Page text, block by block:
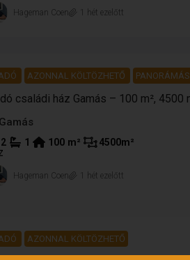
Hageman Coen 1 hét ezelőtt
AZONNAL KÖLTÖZHETŐ PANORÁMÁS
Gamás
2 1 100 m² 4500m²
Hageman Coen 1 hét ezelőtt
AZONNAL KÖLTÖZHETŐ